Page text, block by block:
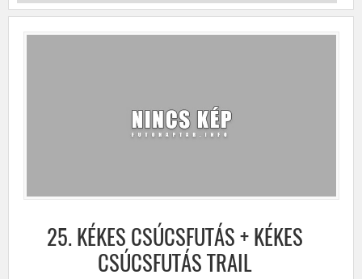
25. KÉKES CSÚCSFUTÁS + KÉKES
CSÚCSFUTÁS TRAIL